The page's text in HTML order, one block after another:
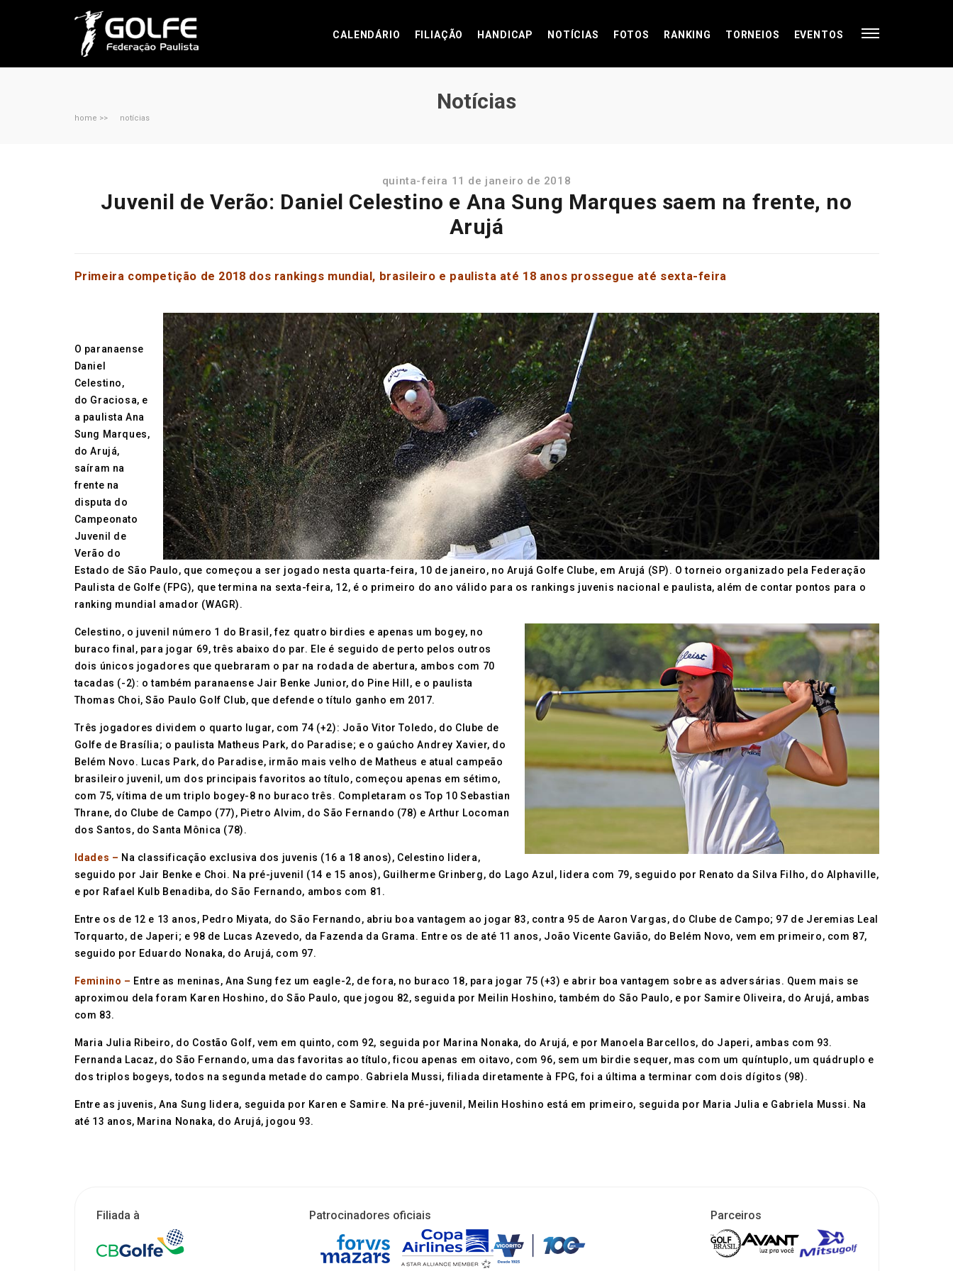
CALENDÁRIO FILIAÇÃO HANDICAP NOTÍCIAS FOTOS RANKING TORNEIOS EVENTOS
Notícias
home >> notícias
quinta-feira 11 de janeiro de 2018
Juvenil de Verão: Daniel Celestino e Ana Sung Marques saem na frente, no
Arujá
Primeira competição de 2018 dos rankings mundial, brasileiro e paulista até 18 anos prossegue até sexta-feira
O paranaense
Daniel
Celestino,
do Graciosa, e
a paulista Ana
Sung Marques,
do Arujá,
saíram na
frente na
disputa do
Campeonato
Juvenil de
Verão do
Estado de São Paulo, que começou a ser jogado nesta quarta-feira, 10 de janeiro, no Arujá Golfe Clube, em Arujá (SP). O torneio organizado pela Federação
Paulista de Golfe (FPG), que termina na sexta-feira, 12, é o primeiro do ano válido para os rankings juvenis nacional e paulista, além de contar pontos para o
ranking mundial amador (WAGR).
Celestino, o juvenil número 1 do Brasil, fez quatro birdies e apenas um bogey, no
buraco final, para jogar 69, três abaixo do par. Ele é seguido de perto pelos outros
dois únicos jogadores que quebraram o par na rodada de abertura, ambos com 70
tacadas (-2): o também paranaense Jair Benke Junior, do Pine Hill, e o paulista
Thomas Choi, São Paulo Golf Club, que defende o título ganho em 2017.
Três jogadores dividem o quarto lugar, com 74 (+2): João Vitor Toledo, do Clube de
Golfe de Brasília; o paulista Matheus Park, do Paradise; e o gaúcho Andrey Xavier, do
Belém Novo. Lucas Park, do Paradise, irmão mais velho de Matheus e atual campeão
brasileiro juvenil, um dos principais favoritos ao título, começou apenas em sétimo,
com 75, vítima de um triplo bogey-8 no buraco três. Completaram os Top 10 Sebastian
Thrane, do Clube de Campo (77), Pietro Alvim, do São Fernando (78) e Arthur Locoman
dos Santos, do Santa Mônica (78).
Idades – Na classificação exclusiva dos juvenis (16 a 18 anos), Celestino lidera,
seguido por Jair Benke e Choi. Na pré-juvenil (14 e 15 anos), Guilherme Grinberg, do Lago Azul, lidera com 79, seguido por Renato da Silva Filho, do Alphaville,
e por Rafael Kulb Benadiba, do São Fernando, ambos com 81.
Entre os de 12 e 13 anos, Pedro Miyata, do São Fernando, abriu boa vantagem ao jogar 83, contra 95 de Aaron Vargas, do Clube de Campo; 97 de Jeremias Leal
Torquarto, de Japeri; e 98 de Lucas Azevedo, da Fazenda da Grama. Entre os de até 11 anos, João Vicente Gavião, do Belém Novo, vem em primeiro, com 87,
seguido por Eduardo Nonaka, do Arujá, com 97.
Feminino – Entre as meninas, Ana Sung fez um eagle-2, de fora, no buraco 18, para jogar 75 (+3) e abrir boa vantagem sobre as adversárias. Quem mais se
aproximou dela foram Karen Hoshino, do São Paulo, que jogou 82, seguida por Meilin Hoshino, também do São Paulo, e por Samire Oliveira, do Arujá, ambas
com 83.
Maria Julia Ribeiro, do Costão Golf, vem em quinto, com 92, seguida por Marina Nonaka, do Arujá, e por Manoela Barcellos, do Japeri, ambas com 93.
Fernanda Lacaz, do São Fernando, uma das favoritas ao título, ficou apenas em oitavo, com 96, sem um birdie sequer, mas com um quíntuplo, um quádruplo e
dos triplos bogeys, todos na segunda metade do campo. Gabriela Mussi, filiada diretamente à FPG, foi a última a terminar com dois dígitos (98).
Entre as juvenis, Ana Sung lidera, seguida por Karen e Samire. Na pré-juvenil, Meilin Hoshino está em primeiro, seguida por Maria Julia e Gabriela Mussi. Na
até 13 anos, Marina Nonaka, do Arujá, jogou 93.
Filiada à Patrocinadores oficiais Parceiros